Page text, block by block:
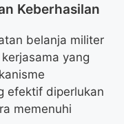
Keberhasilan
belanja militer
yang
efektif diperlukan
memenuhi